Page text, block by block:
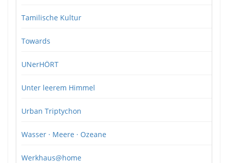
Tamilische Kultur
Towards
UNerHÖRT
Unter leerem Himmel
Urban Triptychon
Wasser · Meere · Ozeane
Werkhaus@home